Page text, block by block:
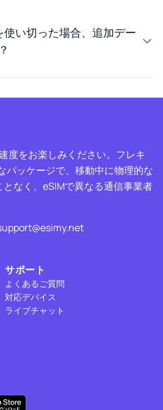
使い切った場合、追加デー
度をお楽しみください。フレキ
パッケージで、移動中に物理的な
なく、eSIMで異なる通信事業者
サポート
よくあるご質問
対応デバイス
ライブチャット